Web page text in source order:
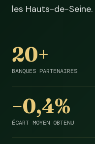
les Hauts-de-Seine.
20+
BANQUES PARTENAIRES
−0,4%
ÉCART MOYEN OBTENU